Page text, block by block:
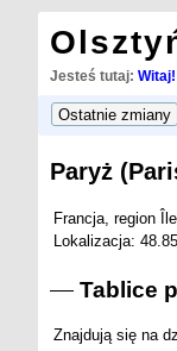
Jesteś tutaj: Witaj!
Paryż
Francja, region
Lokalizacja:
Tablice
Znajdują się na